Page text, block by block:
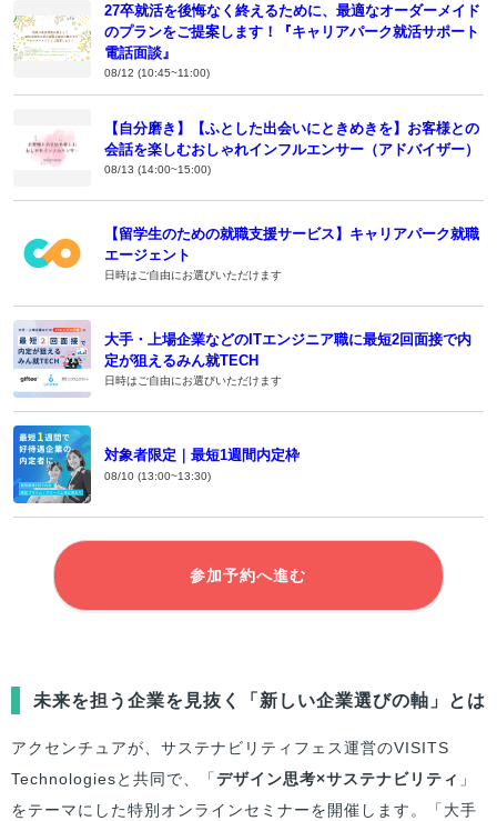
27卒就活を後悔なく終えるために、最適なオーダーメイド
のプランをご提案します！『キャリアパーク就活サポート
電話面談』
08/12 (10:45~11:00)
【自分磨き】【ふとした出会いにときめきを】お客様との
会話を楽しむおしゃれインフルエンサー（アドバイザー）
08/13 (14:00~15:00)
【留学生のための就職支援サービス】キャリアパーク就職
エージェント
日時はご自由にお選びいただけます
大手・上場企業などのITエンジニア職に最短2回面接で内
定が狙えるみん就TECH
日時はご自由にお選びいただけます
対象者限定｜最短1週間内定枠
08/10 (13:00~13:30)
参加予約へ進む
未来を担う企業を見抜く「新しい企業選びの軸」とは
アクセンチュアが、サステナビリティフェス運営のVISITS
Technologiesと共同で、「デザイン思考×サステナビリティ 」
をテーマにした特別オンラインセミナーを開催します。「大手